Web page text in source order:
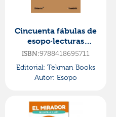
Cincuenta fábulas de
esopo·lecturas
asterisco
ISBN:9788418695711
Editorial: Tekman Books
Autor: Esopo